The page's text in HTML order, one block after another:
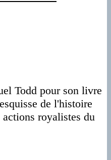
Todd pour son livre
de l'histoire
royalistes du